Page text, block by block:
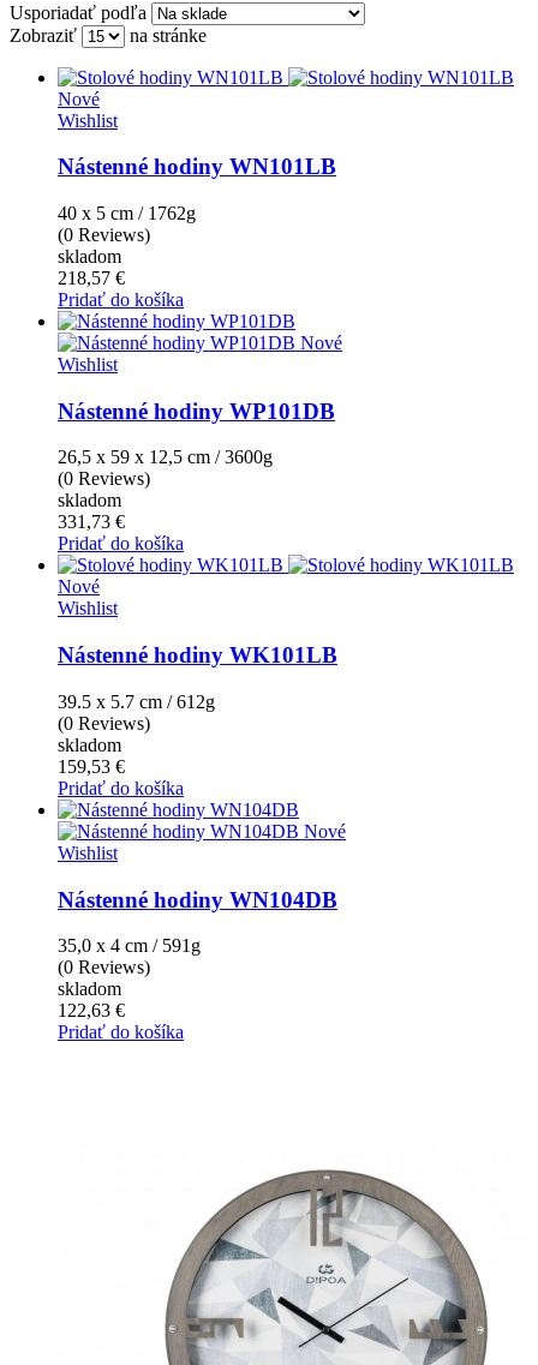
Usporiadať podľa
Zobraziť
na stránke
Nové
Wishlist
Nástenné hodiny WN101LB
40 x 5 cm / 1762g
(0 Reviews)
skladom
218,57 €
Pridať do košíka
Nové
Wishlist
Nástenné hodiny WP101DB
26,5 x 59 x 12,5 cm / 3600g
(0 Reviews)
skladom
331,73 €
Pridať do košíka
Nové
Wishlist
Nástenné hodiny WK101LB
39.5 x 5.7 cm / 612g
(0 Reviews)
skladom
159,53 €
Pridať do košíka
Nové
Wishlist
Nástenné hodiny WN104DB
35,0 x 4 cm / 591g
(0 Reviews)
skladom
122,63 €
Pridať do košíka